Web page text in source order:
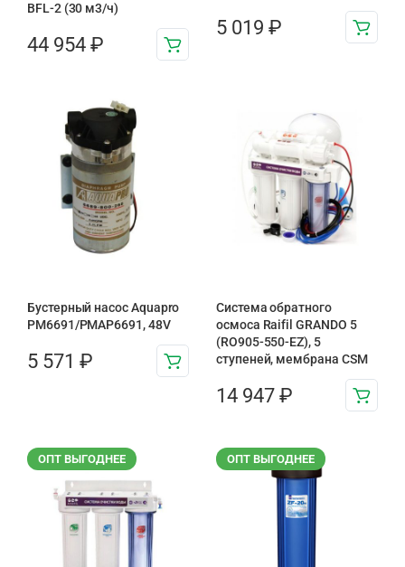
BFL-2 (30 м3/ч)
44 954 ₽
5 019 ₽
Бустерный насос Aquapro
PM6691/PMAP6691, 48V
5 571 ₽
Система обратного
осмоса Raifil GRANDO 5
(RO905-550-EZ), 5
ступеней, мембрана CSM
14 947 ₽
ОПТ ВЫГОДНЕЕ ОПТ ВЫГОДНЕЕ